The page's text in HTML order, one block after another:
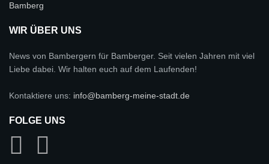
WIR ÜBER UNS
News von Bambergern für Bamberger. Seit vielen Jahren mit viel
Liebe dabei. Wir halten euch auf dem Laufenden!
Kontaktiere uns: info@bamberg-meine-stadt.de
FOLGE UNS